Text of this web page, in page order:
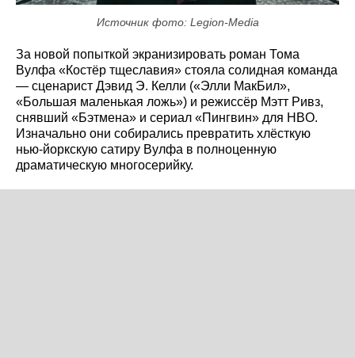
Источник фото: Legion-Media
За новой попыткой экранизировать роман Тома
Вулфа «Костёр тщеславия» стояла солидная команда
— сценарист Дэвид Э. Келли («Элли МакБил»,
«Большая маленькая ложь») и режиссёр Мэтт Ривз,
снявший «Бэтмена» и сериал «Пингвин» для HBO.
Изначально они собирались превратить хлёсткую
нью-йоркскую сатиру Вулфа в полноценную
драматическую многосерийку.